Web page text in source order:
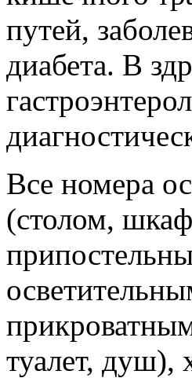
путей,
диабета. В
Все номера
(столом,
туалет, душ),